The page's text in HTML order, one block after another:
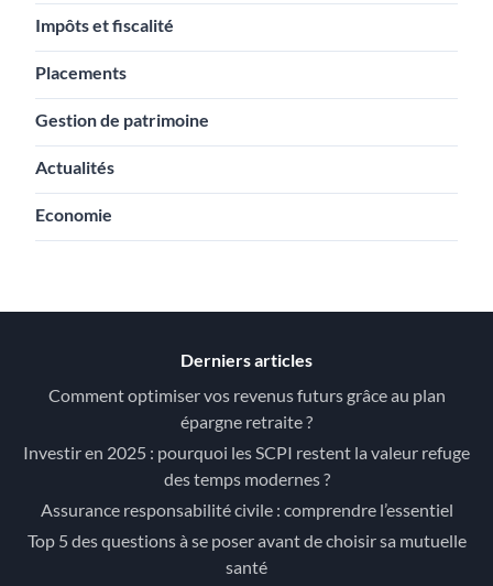
Impôts et fiscalité
Placements
Gestion de patrimoine
Actualités
Economie
Derniers articles
Comment optimiser vos revenus futurs grâce au plan
épargne retraite ?
Investir en 2025 : pourquoi les SCPI restent la valeur refuge
des temps modernes ?
Assurance responsabilité civile : comprendre l’essentiel
Top 5 des questions à se poser avant de choisir sa mutuelle
santé